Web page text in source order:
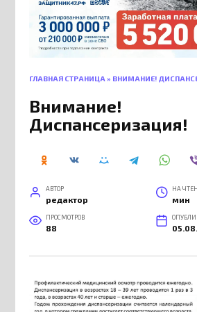
ГЛАВНАЯ СТРАНИЦА » ВНИМАНИЕ!
Внимание!
Диспансеризация!
АВТОР
редактор
НА
мин
ПРОСМОТРОВ
88